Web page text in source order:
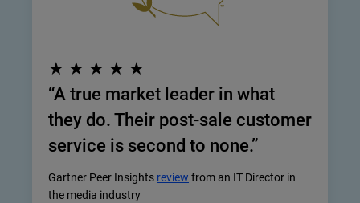
★ ★ ★ ★ ★
“A true market leader in what
they do. Their post-sale customer
service is second to none.”
Gartner Peer Insights review from an IT Director in
the media industry